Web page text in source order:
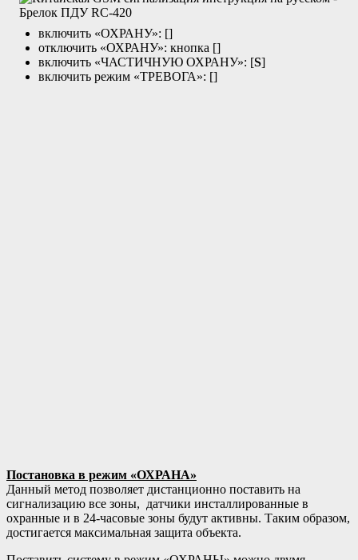
включить «ОХРАНУ»: []
отключить «ОХРАНУ»: кнопка []
включить «ЧАСТИЧНУЮ ОХРАНУ»: [S]
включить режим «ТРЕВОГА»: []
Постановка в режим «ОХРАНА»
Данный метод позволяет дистанционно поставить на
сигнализацию все зоны, датчики инсталлированные в
охранные и в 24-часовые зоны будут активны. Таким образом,
достигается максимальная защита объекта.